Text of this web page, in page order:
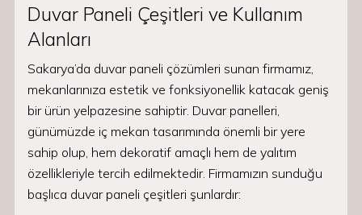
Duvar Paneli Çeşitleri ve Kullanım
Alanları
Sakarya’da duvar paneli çözümleri sunan firmamız,
mekanlarınıza estetik ve fonksiyonellik katacak geniş
bir ürün yelpazesine sahiptir. Duvar panelleri,
günümüzde iç mekan tasarımında önemli bir yere
sahip olup, hem dekoratif amaçlı hem de yalıtım
özellikleriyle tercih edilmektedir. Firmamızın sunduğu
başlıca duvar paneli çeşitleri şunlardır: